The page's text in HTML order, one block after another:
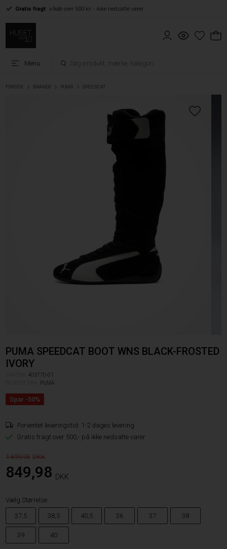
Gratis fragt v/køb over 500 kr. - ikke nedsatte varer
Menu
FORSIDE BRANDS PUMA SPEEDCAT
PUMA SPEEDCAT BOOT WNS BLACK-FROSTED
IVORY
403770-01
PUMA
Forventet leveringstid: 1-2 dages levering
Gratis fragt over 500,- på ikke nedsatte varer
1.699,95
849,98 DKK
Vælg Størrelse
37,5 38,5 40,5 36 37 38
39 40